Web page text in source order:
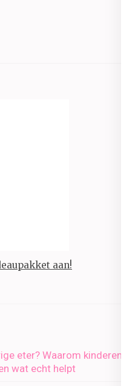
aan!
eter? Waarom kinderen
wat echt helpt